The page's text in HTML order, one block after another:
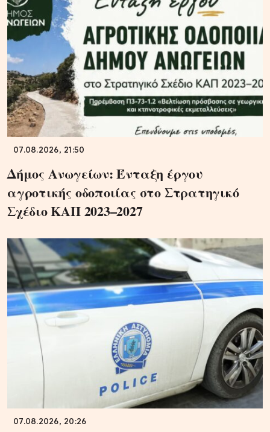
07.08.2026, 21:50
Δήμος Ανωγείων: Ένταξη έργου
αγροτικής οδοποιίας στο Στρατηγικό
Σχέδιο ΚΑΠ 2023–2027
07.08.2026, 20:26